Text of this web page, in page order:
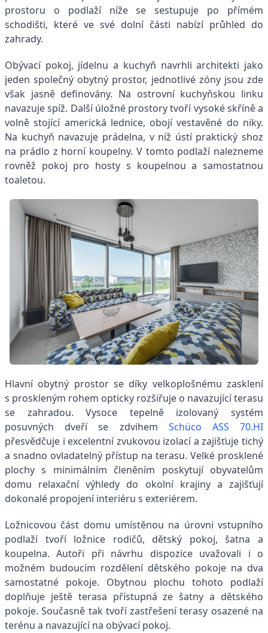
prostoru o podlaží níže se sestupuje po přímém
schodišti, které ve své dolní části nabízí průhled do
zahrady.
Obývací pokoj, jídelnu a kuchyň navrhli architekti jako
jeden společný obytný prostor, jednotlivé zóny jsou zde
však jasně definovány. Na ostrovní kuchyňskou linku
navazuje spíž. Další úložné prostory tvoří vysoké skříně a
volně stojící americká lednice, obojí vestavěné do niky.
Na kuchyň navazuje prádelna, v níž ústí praktický shoz
na prádlo z horní koupelny. V tomto podlaží nalezneme
rovněž pokoj pro hosty s koupelnou a samostatnou
toaletou.
Hlavní obytný prostor se díky velkoplošnému zasklení
s proskleným rohem opticky rozšiřuje o navazující terasu
se zahradou. Vysoce tepelně izolovaný systém
posuvných dveří se zdvihem Schüco ASS 70.HI
přesvědčuje i excelentní zvukovou izolací a zajišťuje tichý
a snadno ovladatelný přístup na terasu. Velké prosklené
plochy s minimálním členěním poskytují obyvatelům
domu relaxační výhledy do okolní krajiny a zajišťují
dokonalé propojení interiéru s exteriérem.
Ložnicovou část domu umístěnou na úrovni vstupního
podlaží tvoří ložnice rodičů, dětský pokoj, šatna a
koupelna. Autoři při návrhu dispozice uvažovali i o
možném budoucím rozdělení dětského pokoje na dva
samostatné pokoje. Obytnou plochu tohoto podlaží
doplňuje ještě terasa přístupná ze šatny a dětského
pokoje. Současně tak tvoří zastřešení terasy osazené na
terénu a navazující na obývací pokoj.